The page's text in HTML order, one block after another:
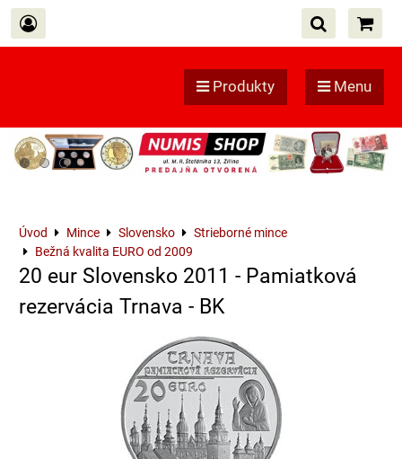
Produkty Menu
Úvod Mince Slovensko
Strieborné mince
Bežná kvalita EURO od 2009
20 eur Slovensko 2011 - Pamiatková
rezervácia Trnava - BK